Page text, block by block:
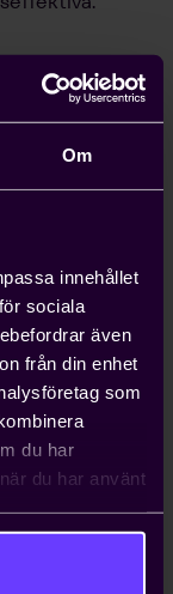
Om
innehållet
sociala
även
från din enhet
som
du har
du har använt
växande
ordna
EU för att
intressen.
av.